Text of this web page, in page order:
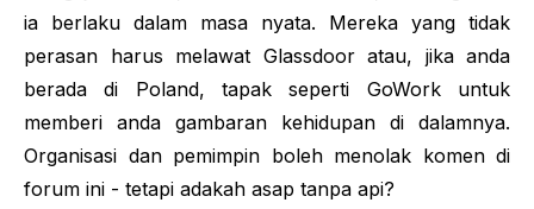
ia berlaku dalam masa nyata. Mereka yang tidak
perasan harus melawat Glassdoor atau, jika anda
berada di Poland, tapak seperti GoWork untuk
memberi anda gambaran kehidupan di dalamnya.
Organisasi dan pemimpin boleh menolak komen di
forum ini - tetapi adakah asap tanpa api?